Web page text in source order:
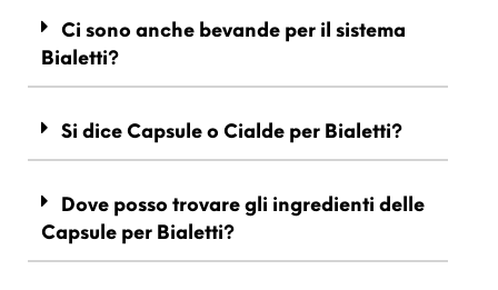
Ci sono anche bevande per il sistema
Bialetti?
Si dice Capsule o Cialde per Bialetti?
Dove posso trovare gli ingredienti delle
Capsule per Bialetti?